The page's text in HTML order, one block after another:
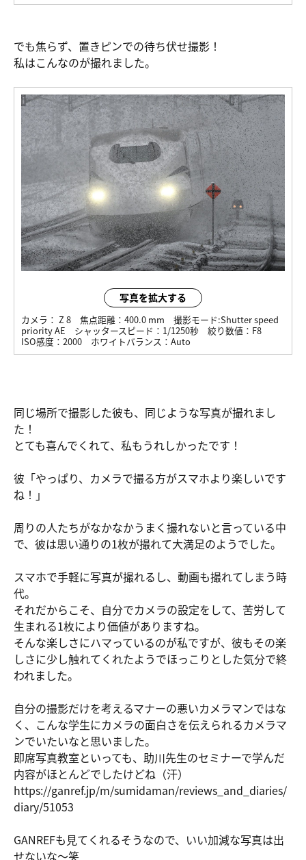
でも焦らず、置きピンでの待ち伏せ撮影！
私はこんなのが撮れました。
写真を拡大する
カメラ： Z 8 焦点距離： 400.0 mm 撮影モード:Shutter speed
priority AE
シャッタースピード： 1/1250秒 絞り数値： F8
ISO感度： 2000 ホワイトバランス： Auto
同じ場所で撮影した彼も、同じような写真が撮れまし
た！
とても喜んでくれて、私もうれしかったです！
彼「やっぱり、カメラで撮る方がスマホより楽しいです
ね！」
周りの人たちがなかなかうまく撮れないと言っている中
で、彼は思い通りの1枚が撮れて大満足のようでした。
スマホで手軽に写真が撮れるし、動画も撮れてしまう時
代。
それだからこそ、自分でカメラの設定をして、苦労して
生まれる1枚により価値がありますね。
そんな楽しさにハマっているのが私ですが、彼もその楽
しさに少し触れてくれたようでほっこりとした気分で終
われました。
自分の撮影だけを考えるマナーの悪いカメラマンではな
く、こんな学生にカメラの面白さを伝えられるカメラマ
ンでいたいなと思いました。
即席写真教室といっても、助川先生のセミナーで学んだ
内容がほとんどでしたけどね（汗）
https://ganref.jp/m/sumidaman/reviews_and_diaries/
diary/51053
GANREFも見てくれるそうなので、いい加減な写真は出
せないな〜笑